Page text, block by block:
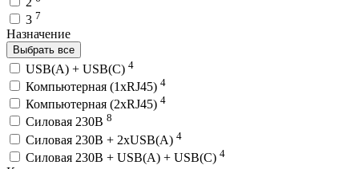
3 7
Назначение
Выбрать все
USB(A) + USB(C) 4
Компьютерная (1хRJ45) 4
Компьютерная (2хRJ45) 4
Силовая 230В 8
Силовая 230В + 2хUSB(A) 4
Силовая 230В + USB(A) + USВ(С) 4